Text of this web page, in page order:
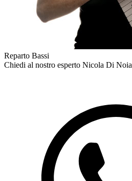
Reparto Bassi
Chiedi al nostro esperto Nicola Di Noia